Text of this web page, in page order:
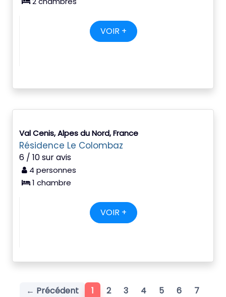
VOIR +
Val Cenis, Alpes du Nord, France
Résidence Le Colombaz
6 / 10 sur avis
4 personnes
1 chambre
VOIR +
← Précédent 1 (current)
2 3 4 5 6
7